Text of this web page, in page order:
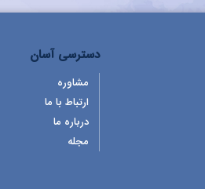
دسترسی آسان
مشاوره
ارتباط با ما
درباره ما
مجله